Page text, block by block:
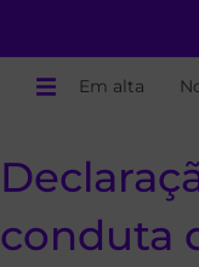
Em alta
conduta